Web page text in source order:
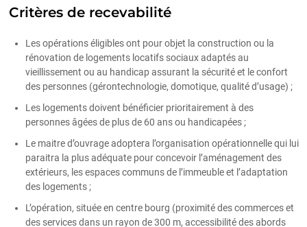
Critères de recevabilité
Les opérations éligibles ont pour objet la construction ou la
rénovation de logements locatifs sociaux adaptés au
vieillissement ou au handicap assurant la sécurité et le confort
des personnes (gérontechnologie, domotique, qualité d’usage) ;
Les logements doivent bénéficier prioritairement à des
personnes âgées de plus de 60 ans ou handicapées ;
Le maitre d’ouvrage adoptera l’organisation opérationnelle qui lui
paraitra la plus adéquate pour concevoir l’aménagement des
extérieurs, les espaces communs de l’immeuble et l’adaptation
des logements ;
L’opération, située en centre bourg (proximité des commerces et
des services dans un rayon de 300 m, accessibilité des abords